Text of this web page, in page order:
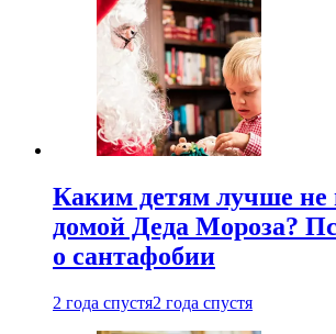
Каким детям лучше не
домой Деда Мороза?
о сантафобии
2 года спустя2 года спустя